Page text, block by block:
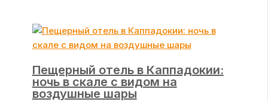
Пещерный отель в Каппадокии:
ночь в скале с видом на
воздушные шары